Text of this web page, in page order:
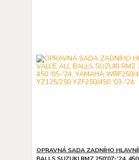
OPRAVNÁ SADA ZADNÍHO